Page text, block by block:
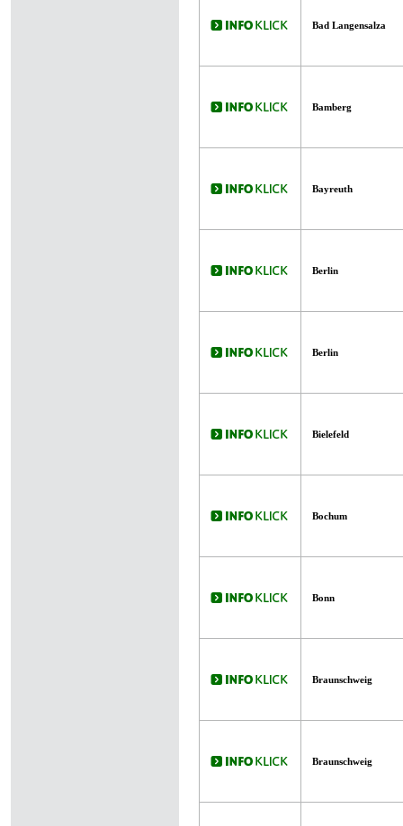
Bad Langensalza
Bamberg
Bayreuth
Berlin
Berlin
Bielefeld
Bochum
Bonn
Braunschweig
Braunschweig